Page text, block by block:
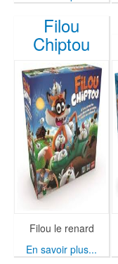
Filou
Chiptou
Filou le renard
En savoir plus...